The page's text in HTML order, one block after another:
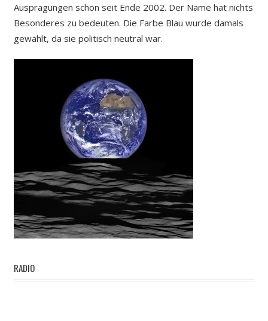
Ausprägungen schon seit Ende 2002. Der Name hat nichts
Besonderes zu bedeuten. Die Farbe Blau wurde damals
gewählt, da sie politisch neutral war.
RADIO